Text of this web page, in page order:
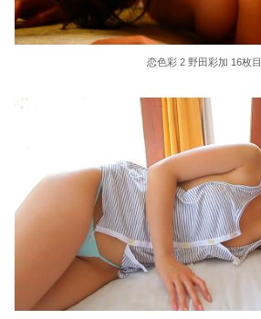
恋色彩 2 野田彩加 16枚目